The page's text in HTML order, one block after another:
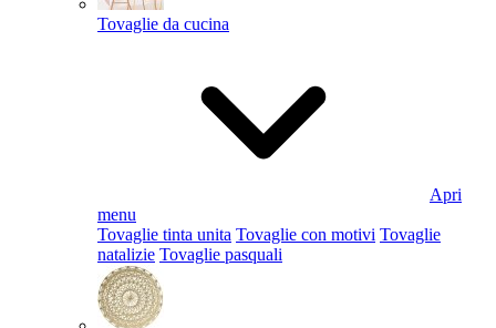
Tovaglie da cucina
Apri
menu
Tovaglie tinta unita Tovaglie con motivi Tovaglie
natalizie Tovaglie pasquali